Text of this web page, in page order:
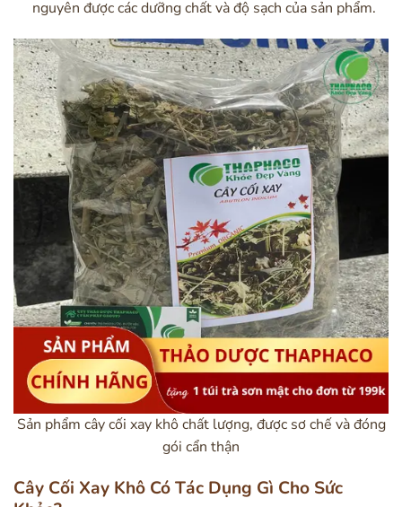
nguyên được các dưỡng chất và độ sạch của sản phẩm.
Sản phẩm cây cối xay khô chất lượng, được sơ chế và đóng
gói cẩn thận
Cây Cối Xay Khô Có Tác Dụng Gì Cho Sức